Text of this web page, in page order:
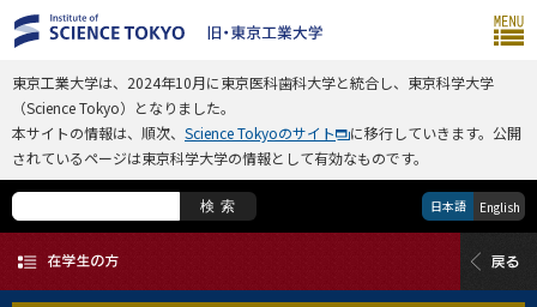
東京工業大学は、2024年10月に東京医科歯科大学と統合し、東京科学大学
（Science Tokyo）となりました。
本サイトの情報は、順次、 Science Tokyoのサイト
に移行していきます。公開
されているページは東京科学大学の情報として有効なものです。
検索 日本語 English